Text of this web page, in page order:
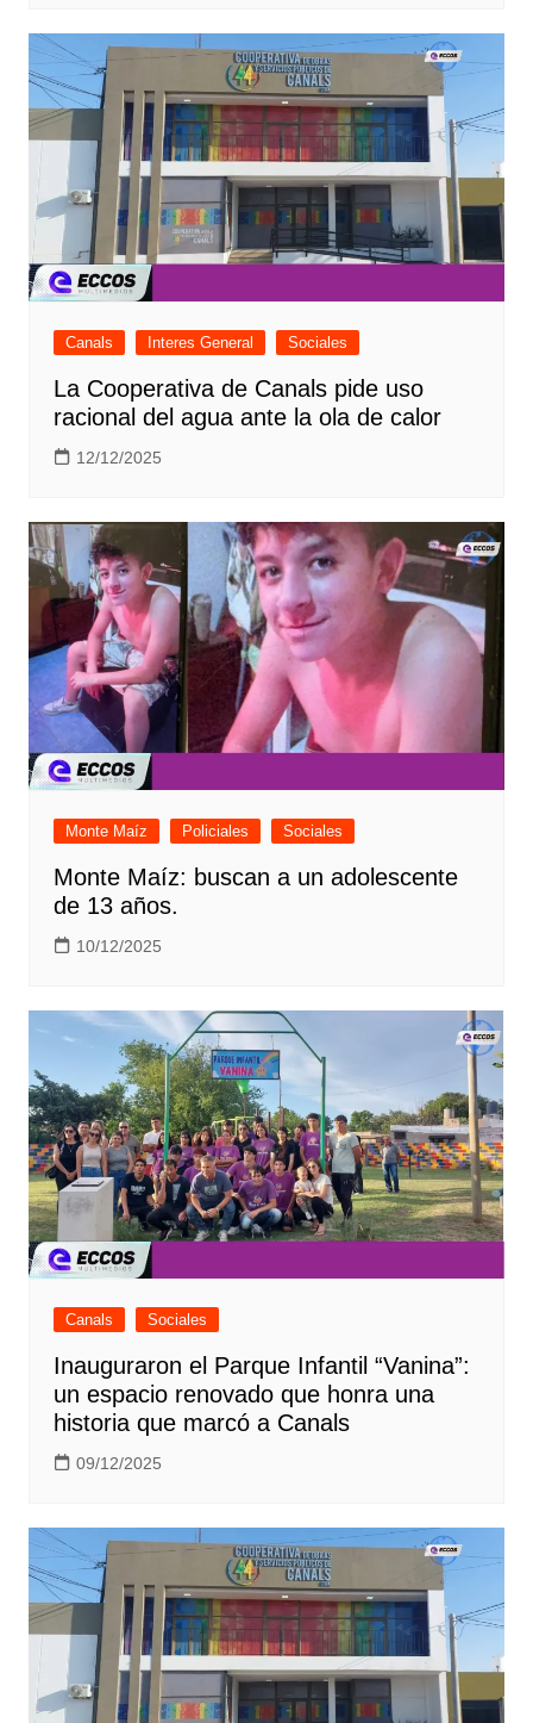
Canals Interes General Sociales
La Cooperativa de Canals pide uso
racional del agua ante la ola de calor
12/12/2025
Monte Maíz Policiales Sociales
Monte Maíz: buscan a un adolescente
de 13 años.
10/12/2025
Canals Sociales
Inauguraron el Parque Infantil “Vanina”:
un espacio renovado que honra una
historia que marcó a Canals
09/12/2025